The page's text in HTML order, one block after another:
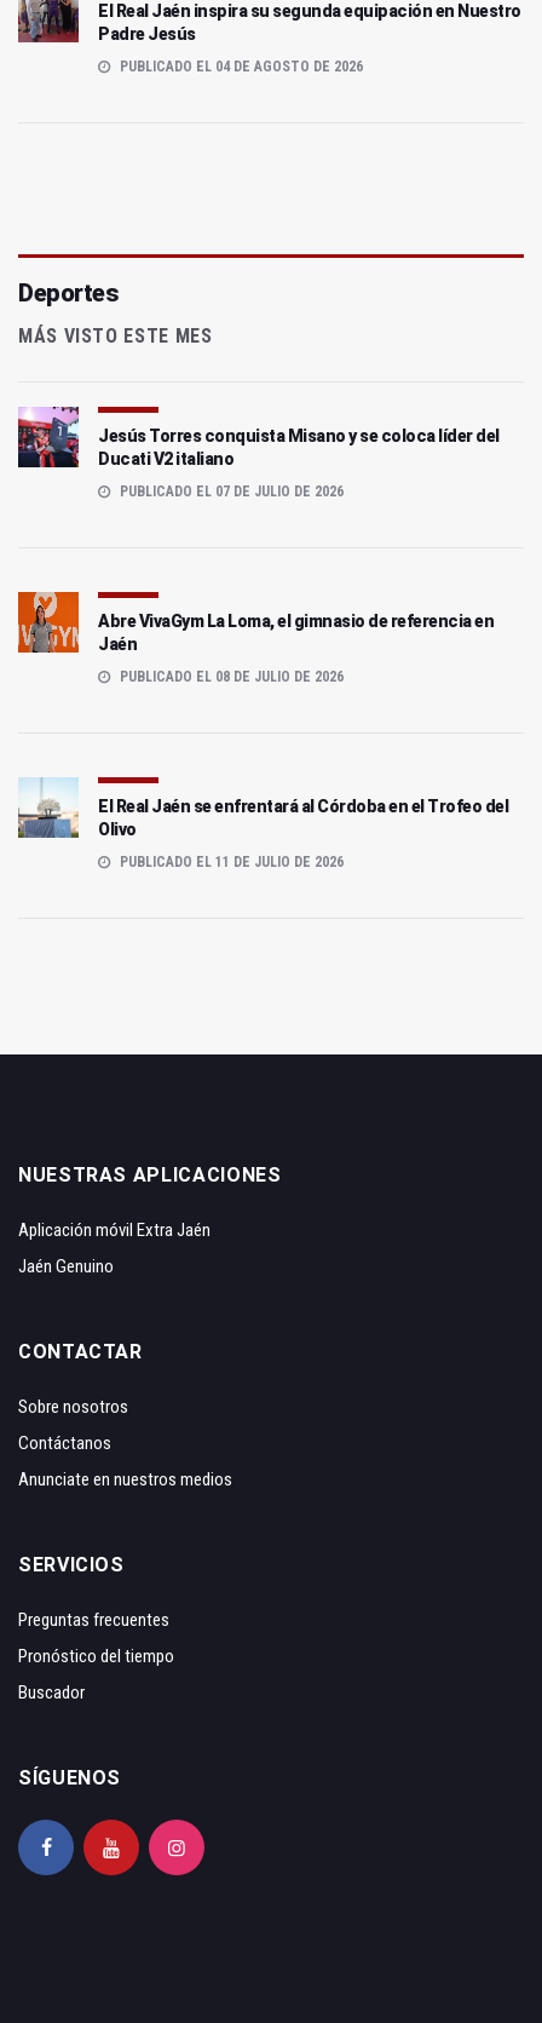
El Real Jaén inspira su segunda equipación en Nuestro
Padre Jesús
PUBLICADO EL 04 DE AGOSTO DE 2026
Deportes
MÁS VISTO ESTE MES
Jesús Torres conquista Misano y se coloca líder del
Ducati V2 italiano
PUBLICADO EL 07 DE JULIO DE 2026
Abre VivaGym La Loma, el gimnasio de referencia en
Jaén
PUBLICADO EL 08 DE JULIO DE 2026
El Real Jaén se enfrentará al Córdoba en el Trofeo del
Olivo
PUBLICADO EL 11 DE JULIO DE 2026
NUESTRAS APLICACIONES
Aplicación móvil Extra Jaén
Jaén Genuino
CONTACTAR
Sobre nosotros
Contáctanos
Anunciate en nuestros medios
SERVICIOS
Preguntas frecuentes
Pronóstico del tiempo
Buscador
SÍGUENOS